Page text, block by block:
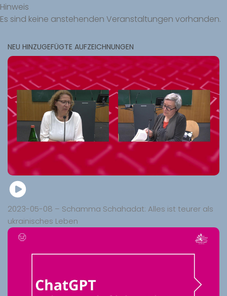
Hinweis
Es sind keine anstehenden Veranstaltungen vorhanden.
NEU HINZUGEFÜGTE AUFZEICHNUNGEN
2023-05-08 – Schamma Schahadat: Alles ist teurer als
ukrainisches Leben